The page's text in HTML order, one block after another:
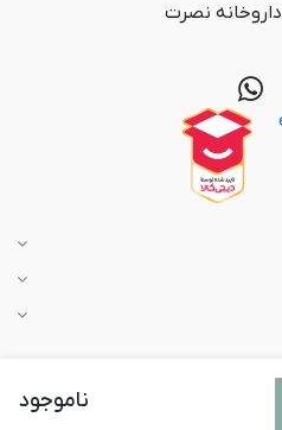
ناموجود
داروخانه نصرت